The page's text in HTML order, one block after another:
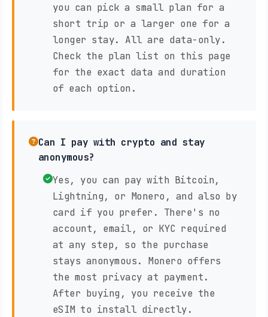
you can pick a small plan for a
short trip or a larger one for a
longer stay. All are data-only.
Check the plan list on this page
for the exact data and duration
of each option.
Can I pay with crypto and stay
anonymous?
Yes, you can pay with Bitcoin,
Lightning, or Monero, and also by
card if you prefer. There's no
account, email, or KYC required
at any step, so the purchase
stays anonymous. Monero offers
the most privacy at payment.
After buying, you receive the
eSIM to install directly.